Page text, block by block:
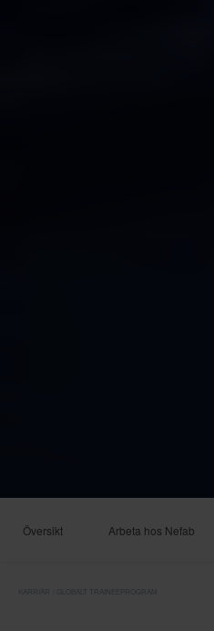
Översikt Arbeta hos Nefab
KARRIÄR GLOBALT TRAINEEPROGRAM